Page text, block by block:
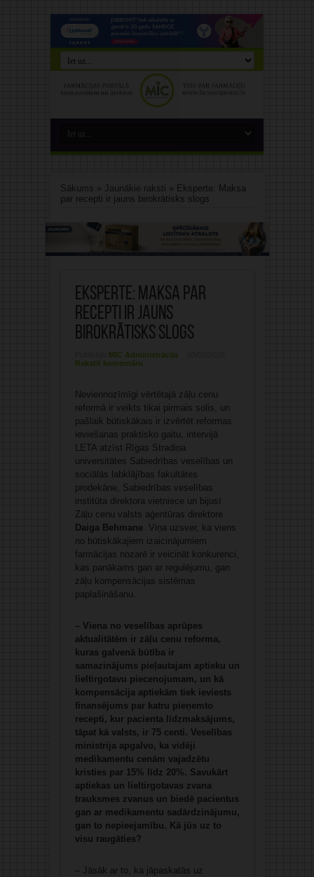
Sākums » Jaunākie raksti » Eksperte: Maksa
par recepti ir jauns birokrātisks slogs
Eksperte: Maksa par
recepti ir jauns
birokrātisks slogs
MIC Administrācija
Rakstīt komentāru
Neviennozīmīgi vērtētajā zāļu cenu
reformā ir veikts tikai pirmais solis, un
pašlaik būtiskākais ir izvērtēt reformas
ieviešanas praktisko gaitu, intervijā
LETA atzīst Rīgas Stradiņa
universitātes Sabiedrības veselības un
sociālās labklājības fakultātes
prodekāne, Sabiedrības veselības
institūta direktora vietniece un bijusī
Zāļu cenu valsts aģentūras direktore
Daiga Behmane. Viņa uzsver, ka viens
no būtiskākajiem izaicinājumiem
farmācijas nozarē ir veicināt konkurenci,
kas panākams gan ar regulējumu, gan
zāļu kompensācijas sistēmas
paplašināšanu.
– Viena no veselības aprūpes
aktualitātēm ir zāļu cenu reforma,
kuras galvenā būtība ir
samazinājums pieļautajam aptieku un
lieltirgotavu piecenojumam, un kā
kompensācija aptiekām tiek ieviests
finansējums par katru pieņemto
recepti, kur pacienta līdzmaksājums,
tāpat kā valsts, ir 75 centi. Veselības
ministrija apgalvo, ka vidēji
medikamentu cenām vajadzētu
kristies par 15% līdz 20%. Savukārt
aptiekas un lieltirgotavas zvana
trauksmes zvanus un biedē pacientus
gan ar medikamentu sadārdzinājumu,
gan to nepieejamību. Kā jūs uz to
visu raugāties?
– Jāsāk ar to, ka jāpaskatās uz